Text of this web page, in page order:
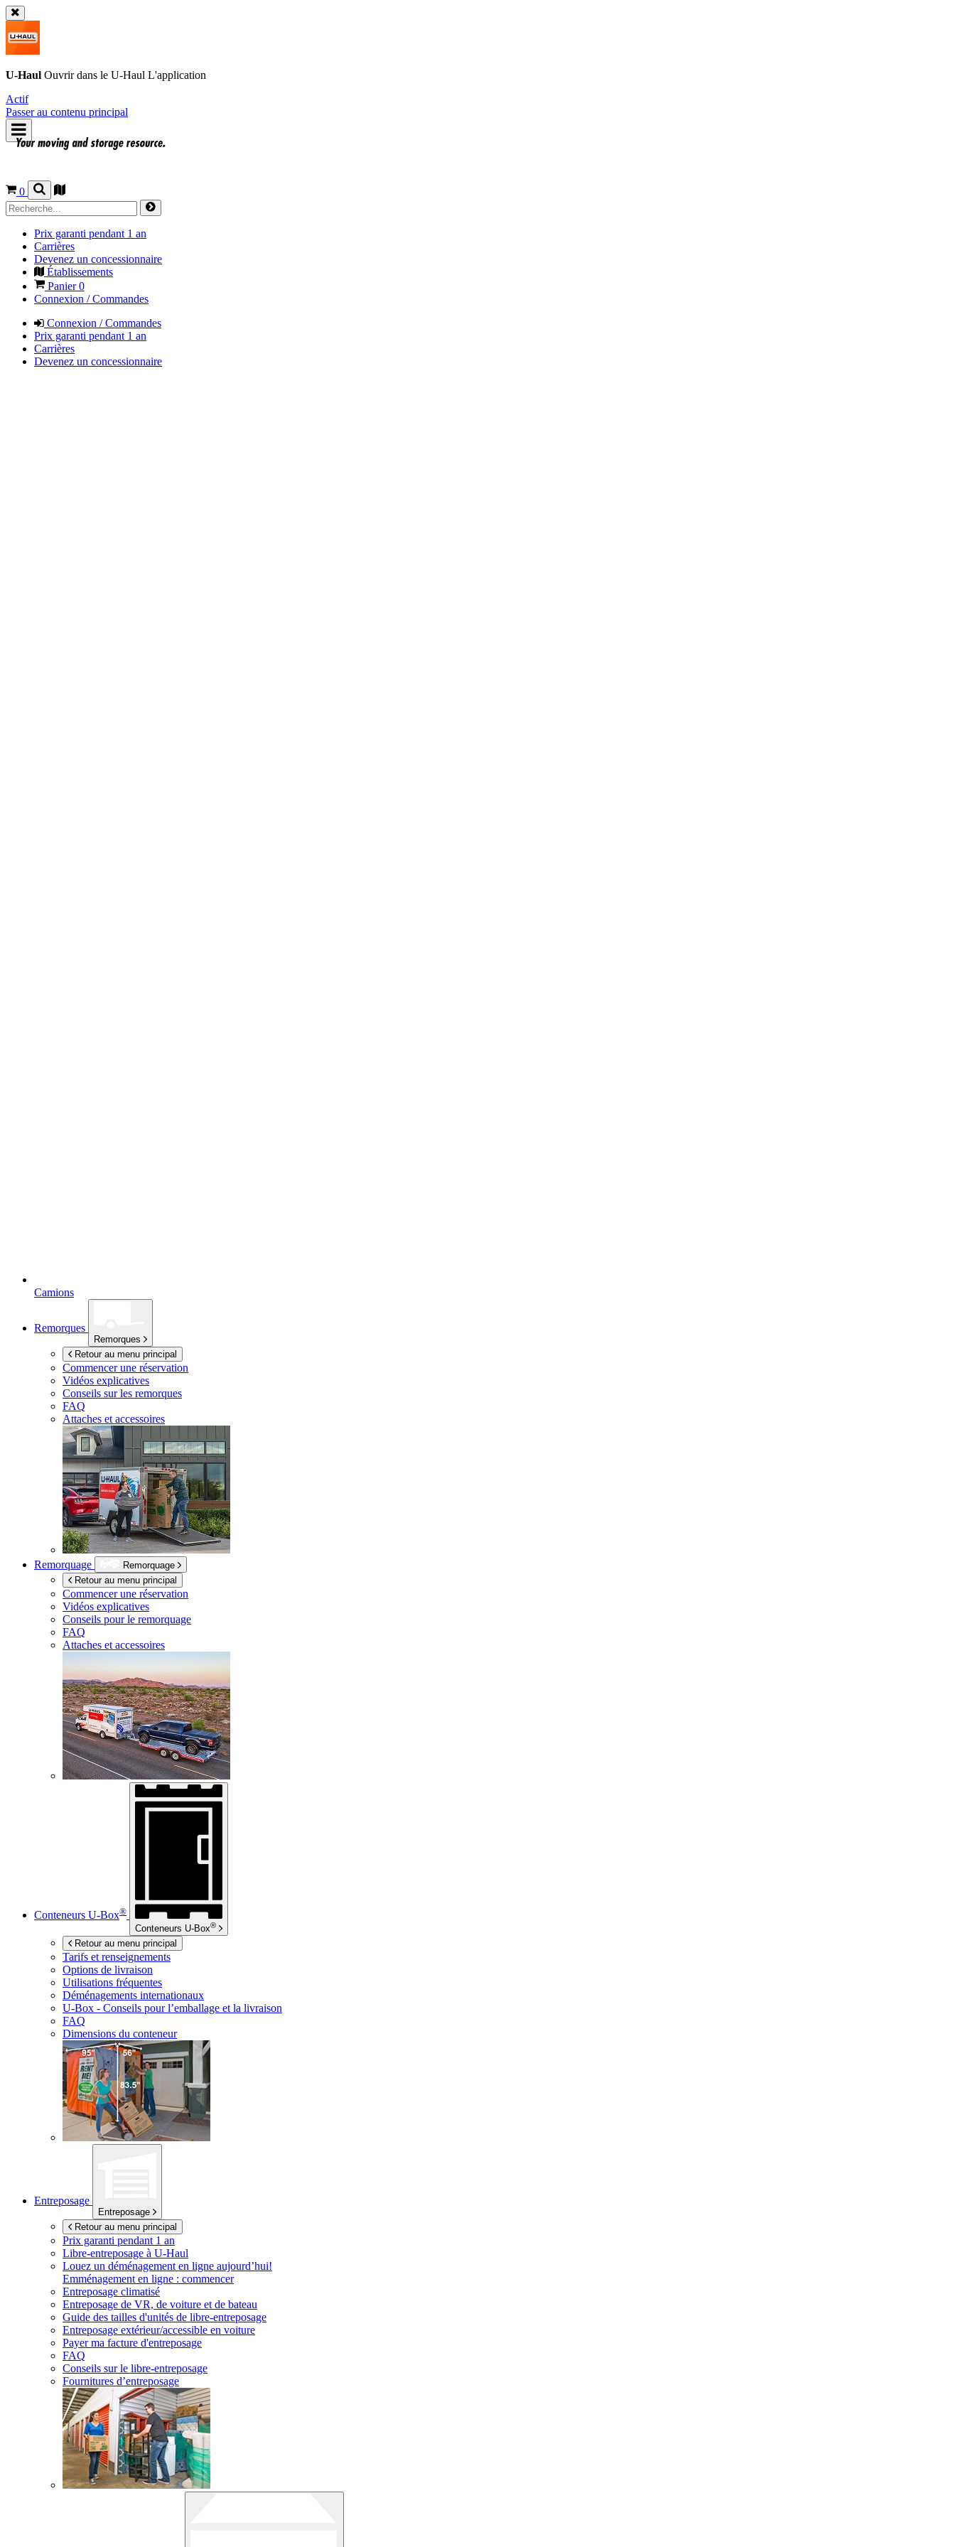
U-Haul Ouvrir dans le U-Haul L'application
Actif
Passer au contenu principal
0
Prix garanti pendant 1 an
Carrières
Devenez un concessionnaire
Établissements
Panier0
Connexion / Commandes
Connexion / Commandes
Prix garanti pendant 1 an
Carrières
Devenez un concessionnaire
Camions
Remorques
Remorques
Retour au menu principal
Commencer une réservation
Vidéos explicatives
Conseils sur les remorques
FAQ
Attaches et accessoires
Remorquage
Remorquage
Retour au menu principal
Commencer une réservation
Vidéos explicatives
Conseils pour le remorquage
FAQ
Attaches et accessoires
Conteneurs U-Box®
Conteneurs U-Box®
Retour au menu principal
Tarifs et renseignements
Options de livraison
Utilisations fréquentes
Déménagements internationaux
U-Box - Conseils pour l’emballage et la livraison
FAQ
Dimensions du conteneur
Entreposage
Entreposage
Retour au menu principal
Prix garanti pendant 1 an
Libre-entreposage à U-Haul
Louez un déménagement en ligne aujourd’hui!
Emménagement en ligne : commencer
Entreposage climatisé
Entreposage de VR, de voiture et de bateau
Guide des tailles d'unités de libre-entreposage
Entreposage extérieur/accessible en voiture
Payer ma facture d'entreposage
FAQ
Conseils sur le libre-entreposage
Fournitures d’entreposage